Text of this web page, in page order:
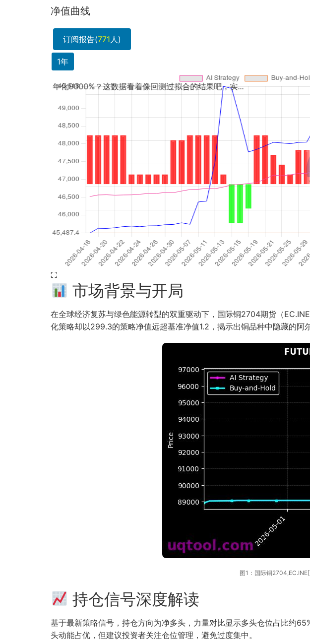
净值曲线
订阅报告(771人)
1年
⛶
9000%？这数据看着像回测过拟合的结果吧，实...
回撤率多少？
市场背景与开局
在全球经济复苏与绿色能源转型的双重驱动下，国际铜2704期货（
化策略却以299.3的策略净值远超基准净值1.2，揭示出铜品种中隐藏的阿
图1：国际铜
持仓信号深度解读
基于最新策略信号，持仓方向为净多头，力量对比显示多头仓位占比约
头动能占优，但建议投资者关注仓位管理，避免过度集中。